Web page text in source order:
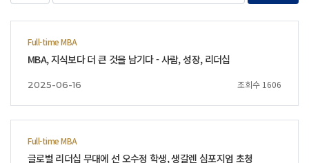
Full-time MBA
MBA, 지식보다 더 큰 것을 남기다 - 사람, 성장, 리더십
2025-06-16 조회수 1606
Full-time MBA
글로벌 리더십 무대에 선 오수정 학생, 생갈렌 심포지엄 초청